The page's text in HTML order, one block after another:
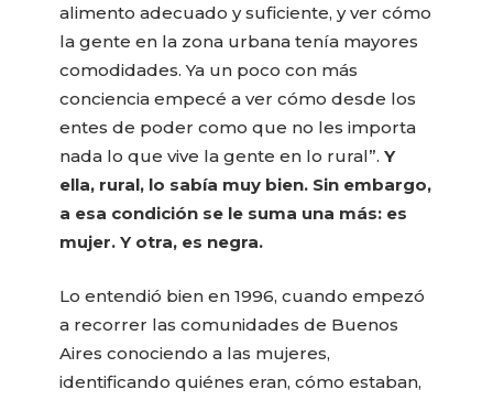
alimento adecuado y suficiente, y ver cómo
la gente en la zona urbana tenía mayores
comodidades. Ya un poco con más
conciencia empecé a ver cómo desde los
entes de poder como que no les importa
nada lo que vive la gente en lo rural”.Y
ella, rural, lo sabía muy bien. Sin embargo,
a esa condición se le suma una más: es
mujer. Y otra, es negra.
Lo entendió bien en 1996, cuando empezó
a recorrer las comunidades de Buenos
Aires conociendo a las mujeres,
identificando quiénes eran, cómo estaban,